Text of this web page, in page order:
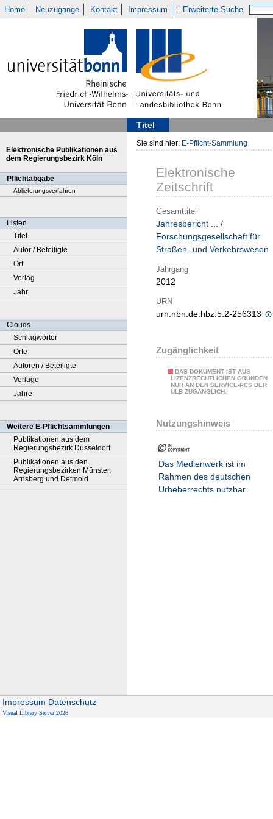
Home Neuzugänge Kontakt Impressum Erweiterte Suche
Titel
Elektronische Publikationen aus
dem Regierungsbezirk Köln
Pflichtabgabe
Ablieferungsverfahren
Listen
Titel
Autor / Beteiligte
Ort
Verlag
Jahr
Clouds
Schlagwörter
Orte
Autoren / Beteiligte
Verlage
Jahre
Weitere E-Pflichtsammlungen
Publikationen aus dem
Regierungsbezirk Düsseldorf
Publikationen aus den
Regierungsbezirken Münster,
Arnsberg und Detmold
Sie sind hier: E-Pflicht-Sammlung
Elektronische
Zeitschrift
Gesamttitel
Jahresbericht ... /
Forschungsgesellschaft für
Straßen- und Verkehrswesen
Jahrgang
2012
URN
urn:nbn:de:hbz:5:2-256313
Zugänglichkeit
DAS DOKUMENT IST AUS
LIZENZRECHTLICHEN GRÜNDEN
NUR AN DEN SERVICE-PCS DER
ULB ZUGÄNGLICH.
Nutzungshinweis
Das Medienwerk ist im
Rahmen des deutschen
Urheberrechts nutzbar.
Impressum Datenschutz
Visual Library Server 2026